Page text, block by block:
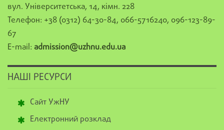
вул. Університетська, 14, кімн. 228
Телефон: +38 (0312) 64-30-84, 066-5716240, 096-123-89-
67
E-mail: admission@uzhnu.edu.ua
НАШІ РЕСУРСИ
Сайт УжНУ
Електронний розклад